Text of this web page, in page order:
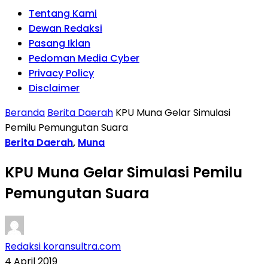
Tentang Kami
Dewan Redaksi
Pasang Iklan
Pedoman Media Cyber
Privacy Policy
Disclaimer
Beranda Berita Daerah KPU Muna Gelar Simulasi
Pemilu Pemungutan Suara
Berita Daerah, Muna
KPU Muna Gelar Simulasi Pemilu
Pemungutan Suara
Redaksi koransultra.com
4 April 2019